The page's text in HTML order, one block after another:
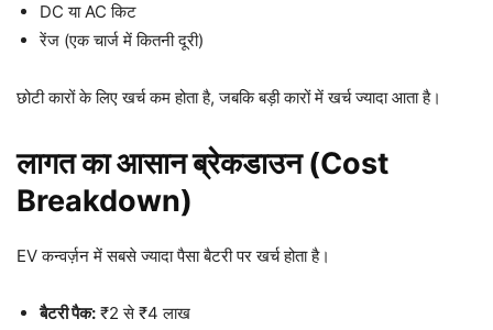
DC या AC किट
रेंज (एक चार्ज में कितनी दूरी)
छोटी कारों के लिए खर्च कम होता है, जबकि बड़ी कारों में खर्च ज्यादा आता है।
लागत का आसान ब्रेकडाउन (Cost
Breakdown)
EV कन्वर्ज़न में सबसे ज्यादा पैसा बैटरी पर खर्च होता है।
बैटरी पैक: ₹2 से ₹4 लाख